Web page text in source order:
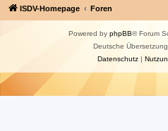
ISDV-Homepage Foren
Powered by phpBB® Forum
Deutsche
Datenschutz|